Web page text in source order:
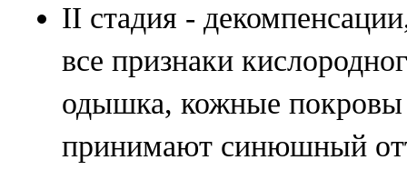
II стадия -
все признаки
одышка, кожные покровы
принимают синюшный